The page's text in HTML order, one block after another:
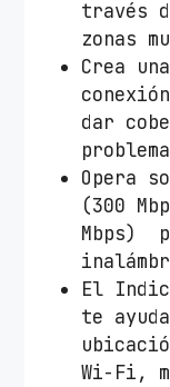
través
zonas
Crea
dar
Opera
(300
Mbps)
El
te
Wi-Fi,